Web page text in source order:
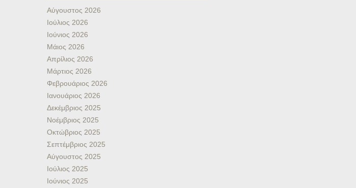
Αύγουστος 2026
Ιούλιος 2026
Ιούνιος 2026
Μάιος 2026
Απρίλιος 2026
Μάρτιος 2026
Φεβρουάριος 2026
Ιανουάριος 2026
Δεκέμβριος 2025
Νοέμβριος 2025
Οκτώβριος 2025
Σεπτέμβριος 2025
Αύγουστος 2025
Ιούλιος 2025
Ιούνιος 2025